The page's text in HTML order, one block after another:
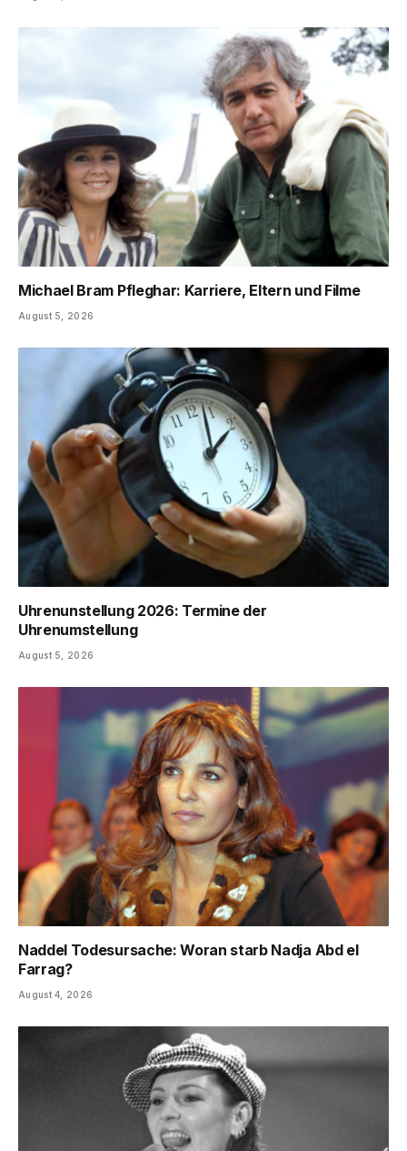
Michael Bram Pfleghar: Karriere, Eltern und Filme
August 5, 2026
Uhrenunstellung 2026: Termine der
Uhrenumstellung
August 5, 2026
Naddel Todesursache: Woran starb Nadja Abd el
Farrag?
August 4, 2026